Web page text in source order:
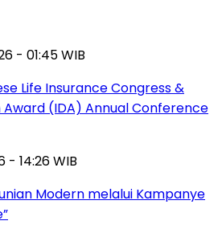
- 01:45 WIB
Life Insurance Congress &
(IDA) Annual Conference
- 14:26 WIB
Modern melalui Kampanye